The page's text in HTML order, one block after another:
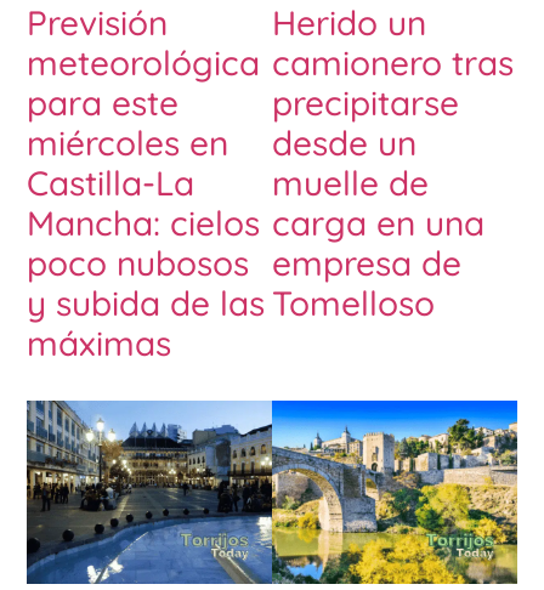
Previsión
meteorológica
para este
miércoles en
Castilla-La
Mancha: cielos
poco nubosos
y subida de las
máximas
Herido un
camionero tras
precipitarse
desde un
muelle de
carga en una
empresa de
Tomelloso